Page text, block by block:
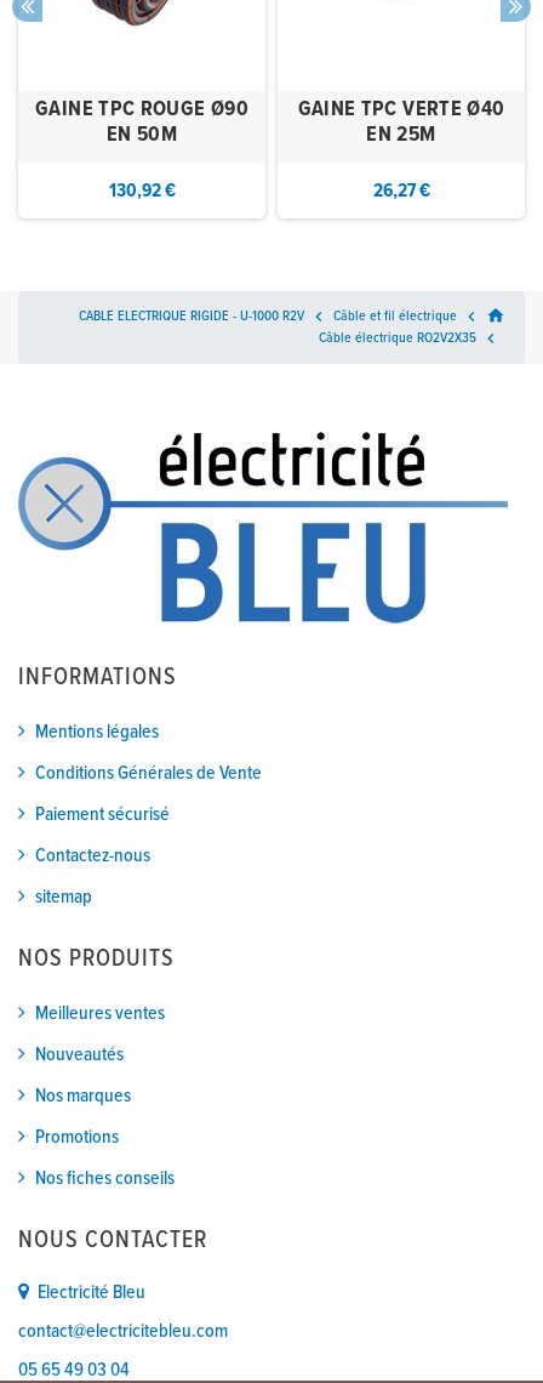
GAINE TPC ROUGE Ø90
EN 50M
130,92 €
GAINE TPC VERTE Ø40
EN 25M
26,27 €
home

Câble et fil électrique

CABLE ELECTRIQUE RIGIDE - U-1000 R2V

Câble électrique RO2V2X35
INFORMATIONS
Mentions légales
Conditions Générales de Vente
Paiement sécurisé
Contactez-nous
sitemap
NOS PRODUITS
Meilleures ventes
Nouveautés
Nos marques
Promotions
Nos fiches conseils
NOUS CONTACTER
Electricité Bleu
contact@electricitebleu.com
05 65 49 03 04